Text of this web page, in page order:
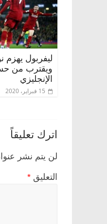
ليفربول
ويقترب من
الإنجليزي
15 فبراير، 2020
اترك تعليقاً
لن يتم نشر
التعليق *